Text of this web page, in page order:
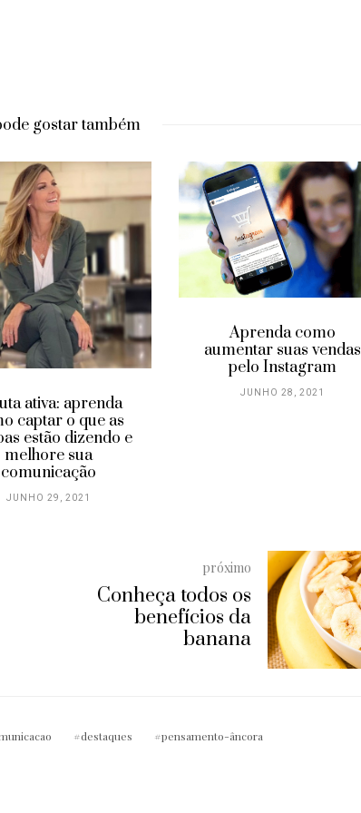
gostar também
ativa: aprenda
captar o que as
estão dizendo e
melhore sua
comunicação
JUNHO 29, 2021
Aprenda como
aumentar suas vendas
pelo Instagram
JUNHO 28, 2021
próximo
Conheça todos os
benefícios da
banana
destaques pensamento-âncora